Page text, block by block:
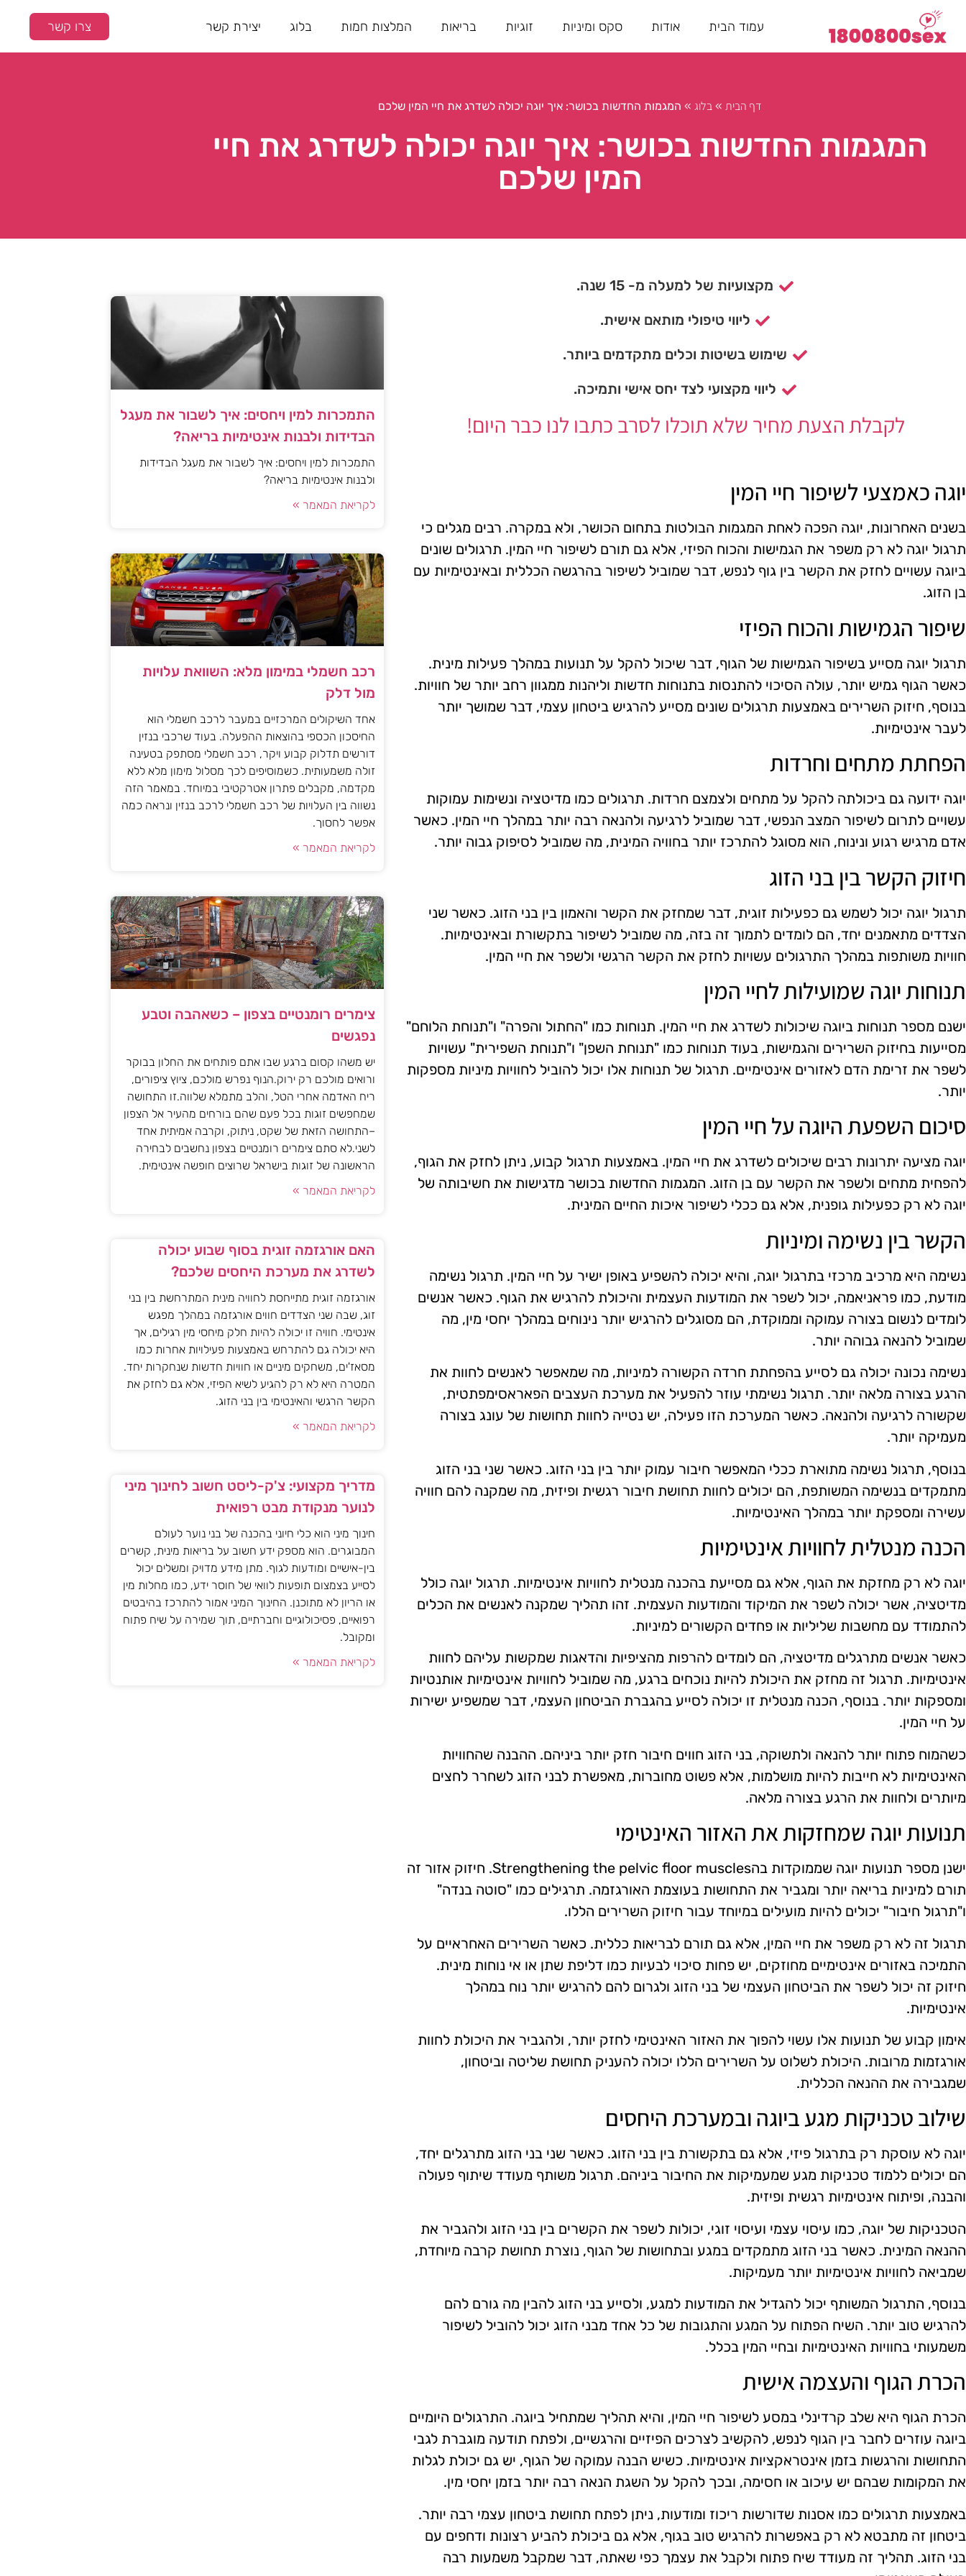
עמוד הבית אודות סקס ומיניות זוגיות בריאות המלצות חמות בלוג יצירת קשר צרו קשר
דף הבית » בלוג » המגמות החדשות בכושר: איך יוגה יכולה לשדרג את חיי המין שלכם
המגמות החדשות בכושר: איך יוגה יכולה לשדרג את חיי
המין שלכם
מקצועיות של למעלה מ- 15 שנה.
ליווי טיפולי מותאם אישית.
שימוש בשיטות וכלים מתקדמים ביותר.
ליווי מקצועי לצד יחס אישי ותמיכה.
לקבלת הצעת מחיר שלא תוכלו לסרב כתבו לנו כבר היום!
יוגה כאמצעי לשיפור חיי המין
בשנים האחרונות, יוגה הפכה לאחת המגמות הבולטות בתחום הכושר, ולא במקרה. רבים מגלים כי
תרגול יוגה לא רק משפר את הגמישות והכוח הפיזי, אלא גם תורם לשיפור חיי המין. תרגולים שונים
ביוגה עשויים לחזק את הקשר בין גוף לנפש, דבר שמוביל לשיפור בהרגשה הכללית ובאינטימיות עם
בן הזוג.
שיפור הגמישות והכוח הפיזי
תרגול יוגה מסייע בשיפור הגמישות של הגוף, דבר שיכול להקל על תנועות במהלך פעילות מינית.
כאשר הגוף גמיש יותר, עולה הסיכוי להתנסות בתנוחות חדשות וליהנות ממגוון רחב יותר של חוויות.
בנוסף, חיזוק השרירים באמצעות תרגולים שונים מסייע להרגיש ביטחון עצמי, דבר שמושך יותר
לעבר אינטימיות.
הפחתת מתחים וחרדות
יוגה ידועה גם ביכולתה להקל על מתחים ולצמצם חרדות. תרגולים כמו מדיטציה ונשימות עמוקות
עשויים לתרום לשיפור המצב הנפשי, דבר שמוביל לרגיעה ולהנאה רבה יותר במהלך חיי המין. כאשר
אדם מרגיש רגוע ונינוח, הוא מסוגל להתרכז יותר בחוויה המינית, מה שמוביל לסיפוק גבוה יותר.
חיזוק הקשר בין בני הזוג
תרגול יוגה יכול לשמש גם כפעילות זוגית, דבר שמחזק את הקשר והאמון בין בני הזוג. כאשר שני
הצדדים מתאמנים יחד, הם לומדים לתמוך זה בזה, מה שמוביל לשיפור בתקשורת ובאינטימיות.
חוויות משותפות במהלך התרגולים עשויות לחזק את הקשר הרגשי ולשפר את חיי המין.
תנוחות יוגה שמועילות לחיי המין
ישנם מספר תנוחות ביוגה שיכולות לשדרג את חיי המין. תנוחות כמו "החתול והפרה" ו"תנוחת הלוחם"
מסייעות בחיזוק השרירים והגמישות, בעוד תנוחות כמו "תנוחת השפן" ו"תנוחת השפירית" עשויות
לשפר את זרימת הדם לאזורים אינטימיים. תרגול של תנוחות אלו יכול להוביל לחוויות מיניות מספקות
יותר.
סיכום השפעת היוגה על חיי המין
יוגה מציעה יתרונות רבים שיכולים לשדרג את חיי המין. באמצעות תרגול קבוע, ניתן לחזק את הגוף,
להפחית מתחים ולשפר את הקשר עם בן הזוג. המגמות החדשות בכושר מדגישות את חשיבותה של
יוגה לא רק כפעילות גופנית, אלא גם ככלי לשיפור איכות החיים המינית.
הקשר בין נשימה ומיניות
נשימה היא מרכיב מרכזי בתרגול יוגה, והיא יכולה להשפיע באופן ישיר על חיי המין. תרגול נשימה
מודעת, כמו פראניאמה, יכול לשפר את המודעות העצמית והיכולת להרגיש את הגוף. כאשר אנשים
לומדים לנשום בצורה עמוקה וממוקדת, הם מסוגלים להרגיש יותר נינוחים במהלך יחסי מין, מה
שמוביל להנאה גבוהה יותר.
נשימה נכונה יכולה גם לסייע בהפחתת חרדה הקשורה למיניות, מה שמאפשר לאנשים לחוות את
הרגע בצורה מלאה יותר. תרגול נשימתי עוזר להפעיל את מערכת העצבים הפאראסימפתטית,
שקשורה לרגיעה ולהנאה. כאשר המערכת הזו פעילה, יש נטייה לחוות תחושות של עונג בצורה
מעמיקה יותר.
בנוסף, תרגול נשימה מתוארת ככלי המאפשר חיבור עמוק יותר בין בני הזוג. כאשר שני בני הזוג
מתמקדים בנשימה המשותפת, הם יכולים לחוות תחושת חיבור רגשית ופיזית, מה שמקנה להם חוויה
עשירה ומספקת יותר במהלך האינטימיות.
הכנה מנטלית לחוויות אינטימיות
יוגה לא רק מחזקת את הגוף, אלא גם מסייעת בהכנה מנטלית לחוויות אינטימיות. תרגול יוגה כולל
מדיטציה, אשר יכולה לשפר את המיקוד והמודעות העצמית. זהו תהליך שמקנה לאנשים את הכלים
להתמודד עם מחשבות שליליות או פחדים הקשורים למיניות.
כאשר אנשים מתרגלים מדיטציה, הם לומדים להרפות מהציפיות והדאגות שמקשות עליהם לחוות
אינטימיות. תרגול זה מחזק את היכולת להיות נוכחים ברגע, מה שמוביל לחוויות אינטימיות אותנטיות
ומספקות יותר. בנוסף, הכנה מנטלית זו יכולה לסייע בהגברת הביטחון העצמי, דבר שמשפיע ישירות
על חיי המין.
כשהמוח פתוח יותר להנאה ולתשוקה, בני הזוג חווים חיבור חזק יותר ביניהם. ההבנה שהחוויות
האינטימיות לא חייבות להיות מושלמות, אלא פשוט מחוברות, מאפשרת לבני הזוג לשחרר לחצים
מיותרים ולחוות את הרגע בצורה מלאה.
תנועות יוגה שמחזקות את האזור האינטימי
ישנן מספר תנועות יוגה שממוקדות בהStrengthening the pelvic floor muscles. חיזוק אזור זה
תורם למיניות בריאה יותר ומגביר את התחושות בעוצמת האורגזמה. תרגילים כמו "סוטה בנדה"
ו"תרגול חיבור" יכולים להיות מועילים במיוחד עבור חיזוק השרירים הללו.
תרגול זה לא רק משפר את חיי המין, אלא גם תורם לבריאות כללית. כאשר השרירים האחראיים על
התמיכה באזורים אינטימיים מחוזקים, יש פחות סיכוי לבעיות כמו דליפת שתן או אי נוחות מינית.
חיזוק זה יכול לשפר את הביטחון העצמי של בני הזוג ולגרום להם להרגיש יותר נוח במהלך
אינטימיות.
אימון קבוע של תנועות אלו עשוי להפוך את האזור האינטימי לחזק יותר, ולהגביר את היכולת לחוות
אורגזמות מרובות. היכולת לשלוט על השרירים הללו יכולה להעניק תחושת שליטה וביטחון,
שמגבירה את ההנאה הכללית.
שילוב טכניקות מגע ביוגה ובמערכת היחסים
יוגה לא עוסקת רק בתרגול פיזי, אלא גם בתקשורת בין בני הזוג. כאשר שני בני הזוג מתרגלים יחד,
הם יכולים ללמוד טכניקות מגע שמעמיקות את החיבור ביניהם. תרגול משותף מעודד שיתוף פעולה
והבנה, ופיתוח אינטימיות רגשית ופיזית.
הטכניקות של יוגה, כמו עיסוי עצמי ועיסוי זוגי, יכולות לשפר את הקשרים בין בני הזוג ולהגביר את
ההנאה המינית. כאשר בני הזוג מתמקדים במגע ובתחושות של הגוף, נוצרת תחושת קרבה מיוחדת,
שמביאה לחוויות אינטימיות יותר מעמיקות.
בנוסף, התרגול המשותף יכול להגדיל את המודעות למגע, ולסייע בני הזוג להבין מה גורם להם
להרגיש טוב יותר. השיח הפתוח על המגע והתגובות של כל אחד מבני הזוג יכול להוביל לשיפור
משמעותי בחוויות האינטימיות ובחיי המין בכלל.
הכרת הגוף והעצמה אישית
הכרת הגוף היא שלב קרדינלי במסע לשיפור חיי המין, והיא תהליך שמתחיל ביוגה. התרגולים היומיים
ביוגה עוזרים לחבר בין הגוף לנפש, להקשיב לצרכים הפיזיים והרגשיים, ולפתח תודעה מוגברת לגבי
התחושות והרגשות בזמן אינטראקציות אינטימיות. כשיש הבנה עמוקה של הגוף, יש גם יכולת לגלות
את המקומות שבהם יש עיכוב או חסימה, ובכך להקל על השגת הנאה רבה יותר בזמן יחסי מין.
באמצעות תרגולים כמו אסנות שדורשות ריכוז ומודעות, ניתן לפתח תחושת ביטחון עצמי רבה יותר.
ביטחון זה מתבטא לא רק באפשרות להרגיש טוב בגוף, אלא גם ביכולת להביע רצונות ודחפים עם
בני הזוג. תהליך זה מעודד שיח פתוח ולקבל את עצמך כפי שאתה, דבר שמקבל משמעות רבה
התמכרות למין ויחסים: איך לשבור את מעגל
הבדידות ולבנות אינטימיות בריאה?
התמכרות למין ויחסים: איך לשבור את מעגל הבדידות
ולבנות אינטימיות בריאה?
לקריאת המאמר »
רכב חשמלי במימון מלא: השוואת עלויות
מול דלק
אחד השיקולים המרכזיים במעבר לרכב חשמלי הוא
החיסכון הכספי בהוצאות ההפעלה. בעוד שרכבי בנזין
דורשים תדלוק קבוע ויקר, רכב חשמלי מסתפק בטעינה
זולה משמעותית. כשמוסיפים לכך מסלול מימון מלא ללא
מקדמה, מקבלים פתרון אטרקטיבי במיוחד. במאמר הזה
נשווה בין העלויות של רכב חשמלי לרכב בנזין ונראה כמה
אפשר לחסוך.
לקריאת המאמר »
צימרים רומנטיים בצפון – כשאהבה וטבע
נפגשים
יש משהו קסום ברגע שבו אתם פותחים את החלון בבוקר
ורואים מולכם רק ירוק.הנוף נפרש מולכם, ציוץ ציפורים,
ריח האדמה אחרי הטל, והלב מתמלא שלווה.זו התחושה
שמחפשים זוגות בכל פעם שהם בורחים מהעיר אל הצפון
–התחושה הזאת של שקט, ניתוק, וקרבה אמיתית אחד
לשני.לא סתם צימרים רומנטיים בצפון נחשבים לבחירה
הראשונה של זוגות בישראל שרוצים חופשה אינטימית.
לקריאת המאמר »
האם אורגזמה זוגית בסוף שבוע יכולה
לשדרג את מערכת היחסים שלכם?
אורגזמה זוגית מתייחסת לחוויה מינית המתרחשת בין בני
זוג, שבה שני הצדדים חווים אורגזמה במהלך מפגש
אינטימי. חוויה זו יכולה להיות חלק מיחסי מין רגילים, אך
היא יכולה גם להתרחש באמצעות פעילויות אחרות כמו
מסאז'ים, משחקים מיניים או חוויות חדשות שנחקרות יחד.
המטרה היא לא רק להגיע לשיא הפיזי, אלא גם לחזק את
הקשר הרגשי והאינטימי בין בני הזוג.
לקריאת המאמר »
מדריך מקצועי: צ'ק-ליסט חשוב לחינוך מיני
לנוער מנקודת מבט רפואית
חינוך מיני הוא כלי חיוני בהכנה של בני נוער לעולם
המבוגרים. הוא מספק ידע חשוב על בריאות מינית, קשרים
בין-אישיים ומודעות לגוף. מתן מידע מדויק ומשלים יכול
לסייע בצמצום תופעות לוואי של חוסר ידע, כמו מחלות מין
או הריון לא מתוכנן. החינוך המיני אמור להתרכז בהיבטים
רפואיים, פסיכולוגיים וחברתיים, תוך שמירה על שיח פתוח
ומקובל.
לקריאת המאמר »